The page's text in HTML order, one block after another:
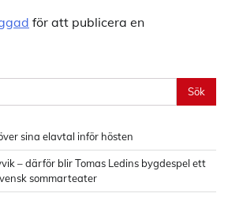
för att publicera en
sina elavtal inför hösten
– därför blir Tomas Ledins bygdespel ett
sommarteater